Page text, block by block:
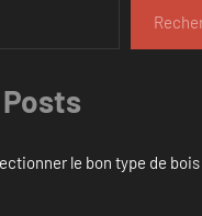
le bon type de